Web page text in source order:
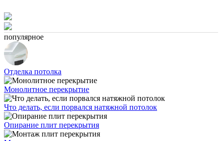
популярное
Отделка потолка
Монолитное перекрытие
Что делать, если порвался натяжной потолок
Опирание плит перекрытия